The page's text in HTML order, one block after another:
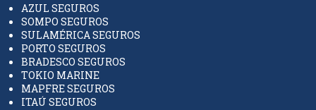
AZUL SEGUROS
SOMPO SEGUROS
SULAMÉRICA SEGUROS
PORTO SEGUROS
BRADESCO SEGUROS
TOKIO MARINE
MAPFRE SEGUROS
ITAÚ SEGUROS